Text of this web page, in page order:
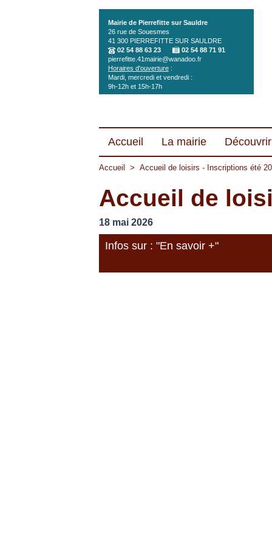
Mairie de Pierrefitte sur Sauldre
26 rue de Souesmes
41 300 PIERREFITTE SUR SAULDRE
02 54 88 63 23
02 54 88 71 91
pierrefitte.41mairie@wanadoo.fr
Horaires d'ouverture :
Mardi, mercredi et vendredi :
9h-12h et 15h-17h
Accueil La mairie
Accueil > Accueil de loisirs - Inscriptions été
Accueil de
18 mai 2026
Infos sur : "En savoir +"